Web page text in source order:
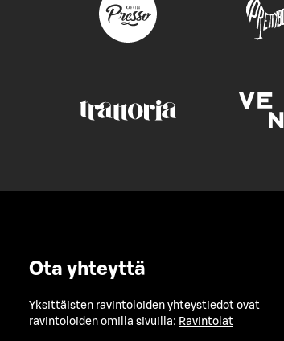
Ota yhteyttä
Yksittäisten ravintoloiden yhteystiedot ovat
ravintoloiden omilla sivuilla: Ravintolat